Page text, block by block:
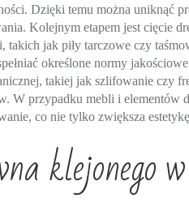
Dzięki temu można uniknąć
Kolejnym etapem jest cięcie
jak piły tarczowe czy
określone normy
takiej jak szlifowanie czy
W przypadku mebli i elementów
co nie tylko zwiększa
klejonego w